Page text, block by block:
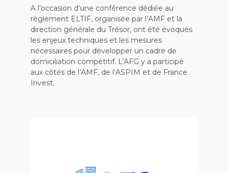
A l’occasion d’une conférence dédiée au
règlement ELTIF, organisée par l’AMF et la
direction générale du Trésor, ont été évoqués
les enjeux techniques et les mesures
nécessaires pour développer un cadre de
domiciliation compétitif. L’AFG y a participé
aux côtés de l’AMF, de l’ASPIM et de France
Invest.